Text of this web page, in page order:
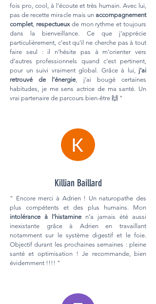
fois pro, cool, à l’écoute et très humain. Avec lui,
pas de recette miracle mais un accompagnement
complet, respectueuxde mon rythme et toujours
dans la bienveillance. Ce que j’apprécie
particulièrement, c’est qu’il ne cherche pas à tout
faire seul : il n’hésite pas à m’orienter vers
d’autres professionnels quand c’est pertinent,
pour un suivi vraiment global. Grâce à lui, j’ai
retrouvé de l’énergie, j’ai bougé certaines
habitudes, je me sens actrice de ma santé. Un
vrai partenaire de parcours bien-être 🙌 "
Killian Baillard
" Encore merci à Adrien ! Un naturopathe des
plus compétents et des plus humains. Mon
intolérance à l’histamine n’a jamais été aussi
inexistante grâce à Adrien en travaillant
notamment sur le système digestif et le foie.
Objectif durant les prochaines semaines : pleine
santé et optimisation ! Je recommande, bien
évidemment !!!! "